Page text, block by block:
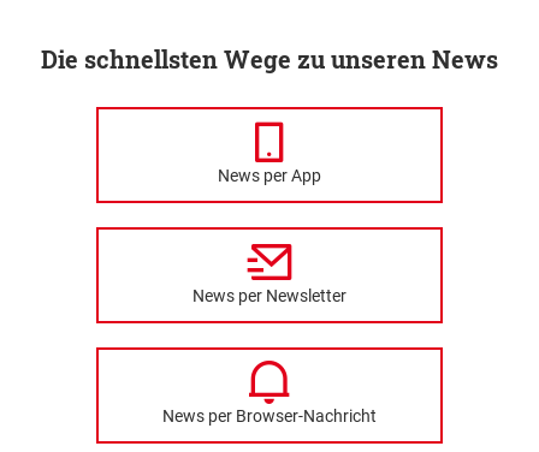
Die schnellsten Wege zu unseren News
News per App
News per Newsletter
News per Browser-Nachricht